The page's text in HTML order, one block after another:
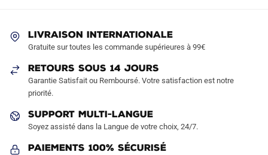
choisies
la
page
produit
page
LIVRAISON INTERNATIONALE
Gratuite sur toutes les commande supérieures à 99€
RETOURS SOUS 14 JOURS
Garantie Satisfait ou Remboursé. Votre satisfaction est notre
priorité.
SUPPORT MULTI-LANGUE
Soyez assisté dans la Langue de votre choix, 24/7.
Paiements 100% Sécurisé